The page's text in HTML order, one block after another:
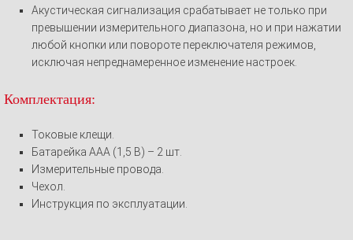
Акустическая сигнализация срабатывает не только при
превышении измерительного диапазона, но и при нажатии
любой кнопки или повороте переключателя режимов,
исключая непреднамеренное изменение настроек.
Комплектация:
Токовые клещи.
Батарейка ААА (1,5 В) – 2 шт.
Измерительные провода.
Чехол.
Инструкция по эксплуатации.